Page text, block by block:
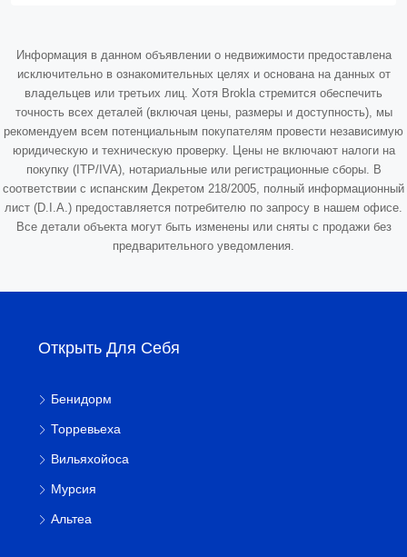
Информация в данном объявлении о недвижимости предоставлена
исключительно в ознакомительных целях и основана на данных от
владельцев или третьих лиц. Хотя Brokla стремится обеспечить
точность всех деталей (включая цены, размеры и доступность), мы
рекомендуем всем потенциальным покупателям провести независимую
юридическую и техническую проверку. Цены не включают налоги на
покупку (ITP/IVA), нотариальные или регистрационные сборы. В
соответствии с испанским Декретом 218/2005, полный информационный
лист (D.I.A.) предоставляется потребителю по запросу в нашем офисе.
Все детали объекта могут быть изменены или сняты с продажи без
предварительного уведомления.
Открыть Для Себя
Бенидорм
Торревьеха
Вильяхойоса
Мурсия
Альтеа